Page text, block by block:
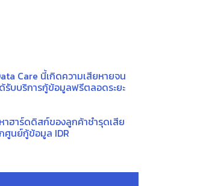
Care นี้เกิดความเสียหายจน
รับบริการกู้ข้อมูลฟรีตลอดระยะ
ฮาร์ดดิสก์ของลูกค้าชำรุดเสีย
ศูนย์กู้ข้อมูล IDR